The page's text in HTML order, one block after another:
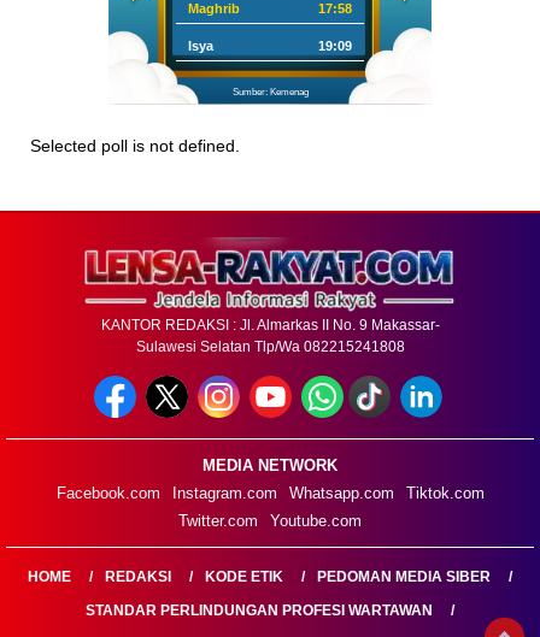
Maghrib 17:58
Isya 19:09
Sumber: Kemenag
Selected poll is not defined.
KANTOR REDAKSI : Jl. Almarkas II No. 9 Makassar-
Sulawesi Selatan Tlp/Wa 082215241808
MEDIA NETWORK
Facebook.com
Instagram.com Whatsapp.com
Tiktok.com
Twitter.com
Youtube.com
HOME REDAKSI KODE ETIK
PEDOMAN MEDIA SIBER
STANDAR PERLINDUNGAN PROFESI WARTAWAN